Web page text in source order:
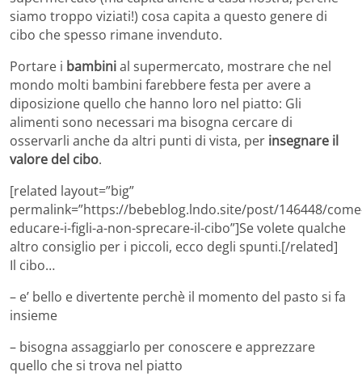
siamo troppo viziati!) cosa capita a questo genere di
cibo che spesso rimane invenduto.
Portare i bambinial supermercato, mostrare che nel
mondo molti bambini farebbere festa per avere a
diposizione quello che hanno loro nel piatto: Gli
alimenti sono necessari ma bisogna cercare di
osservarli anche da altri punti di vista, per insegnare il
valore del cibo.
[related layout=”big”
permalink=”https://bebeblog.lndo.site/post/146448/
educare-i-figli-a-non-sprecare-il-cibo”]Se volete qualche
altro consiglio per i piccoli, ecco degli spunti.[/related]
Il cibo…
– e’ bello e divertente perchè il momento del pasto si fa
insieme
– bisogna assaggiarlo per conoscere e apprezzare
quello che si trova nel piatto